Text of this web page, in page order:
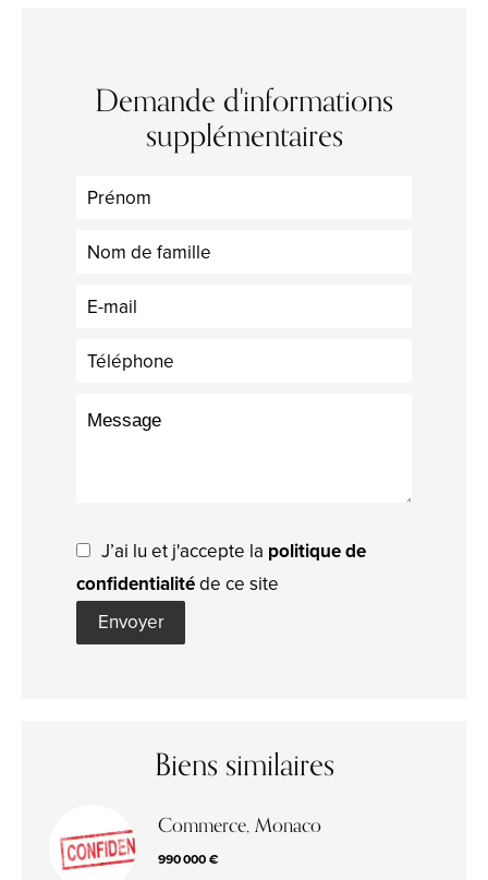
Demande d'informations
supplémentaires
J’ai lu et j'accepte la politique de
confidentialitéde ce site
Envoyer
Biens similaires
Commerce, Monaco
990 000 €